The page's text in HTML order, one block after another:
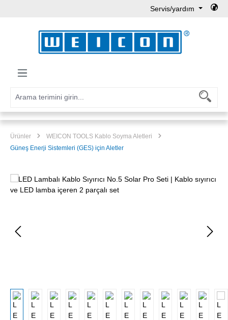
Servis/yardım
Ürünler
WEICON TOOLS Kablo Soyma Aletleri
Güneş Enerji Sistemleri (GES) için Aletler
Resim galerisini atla